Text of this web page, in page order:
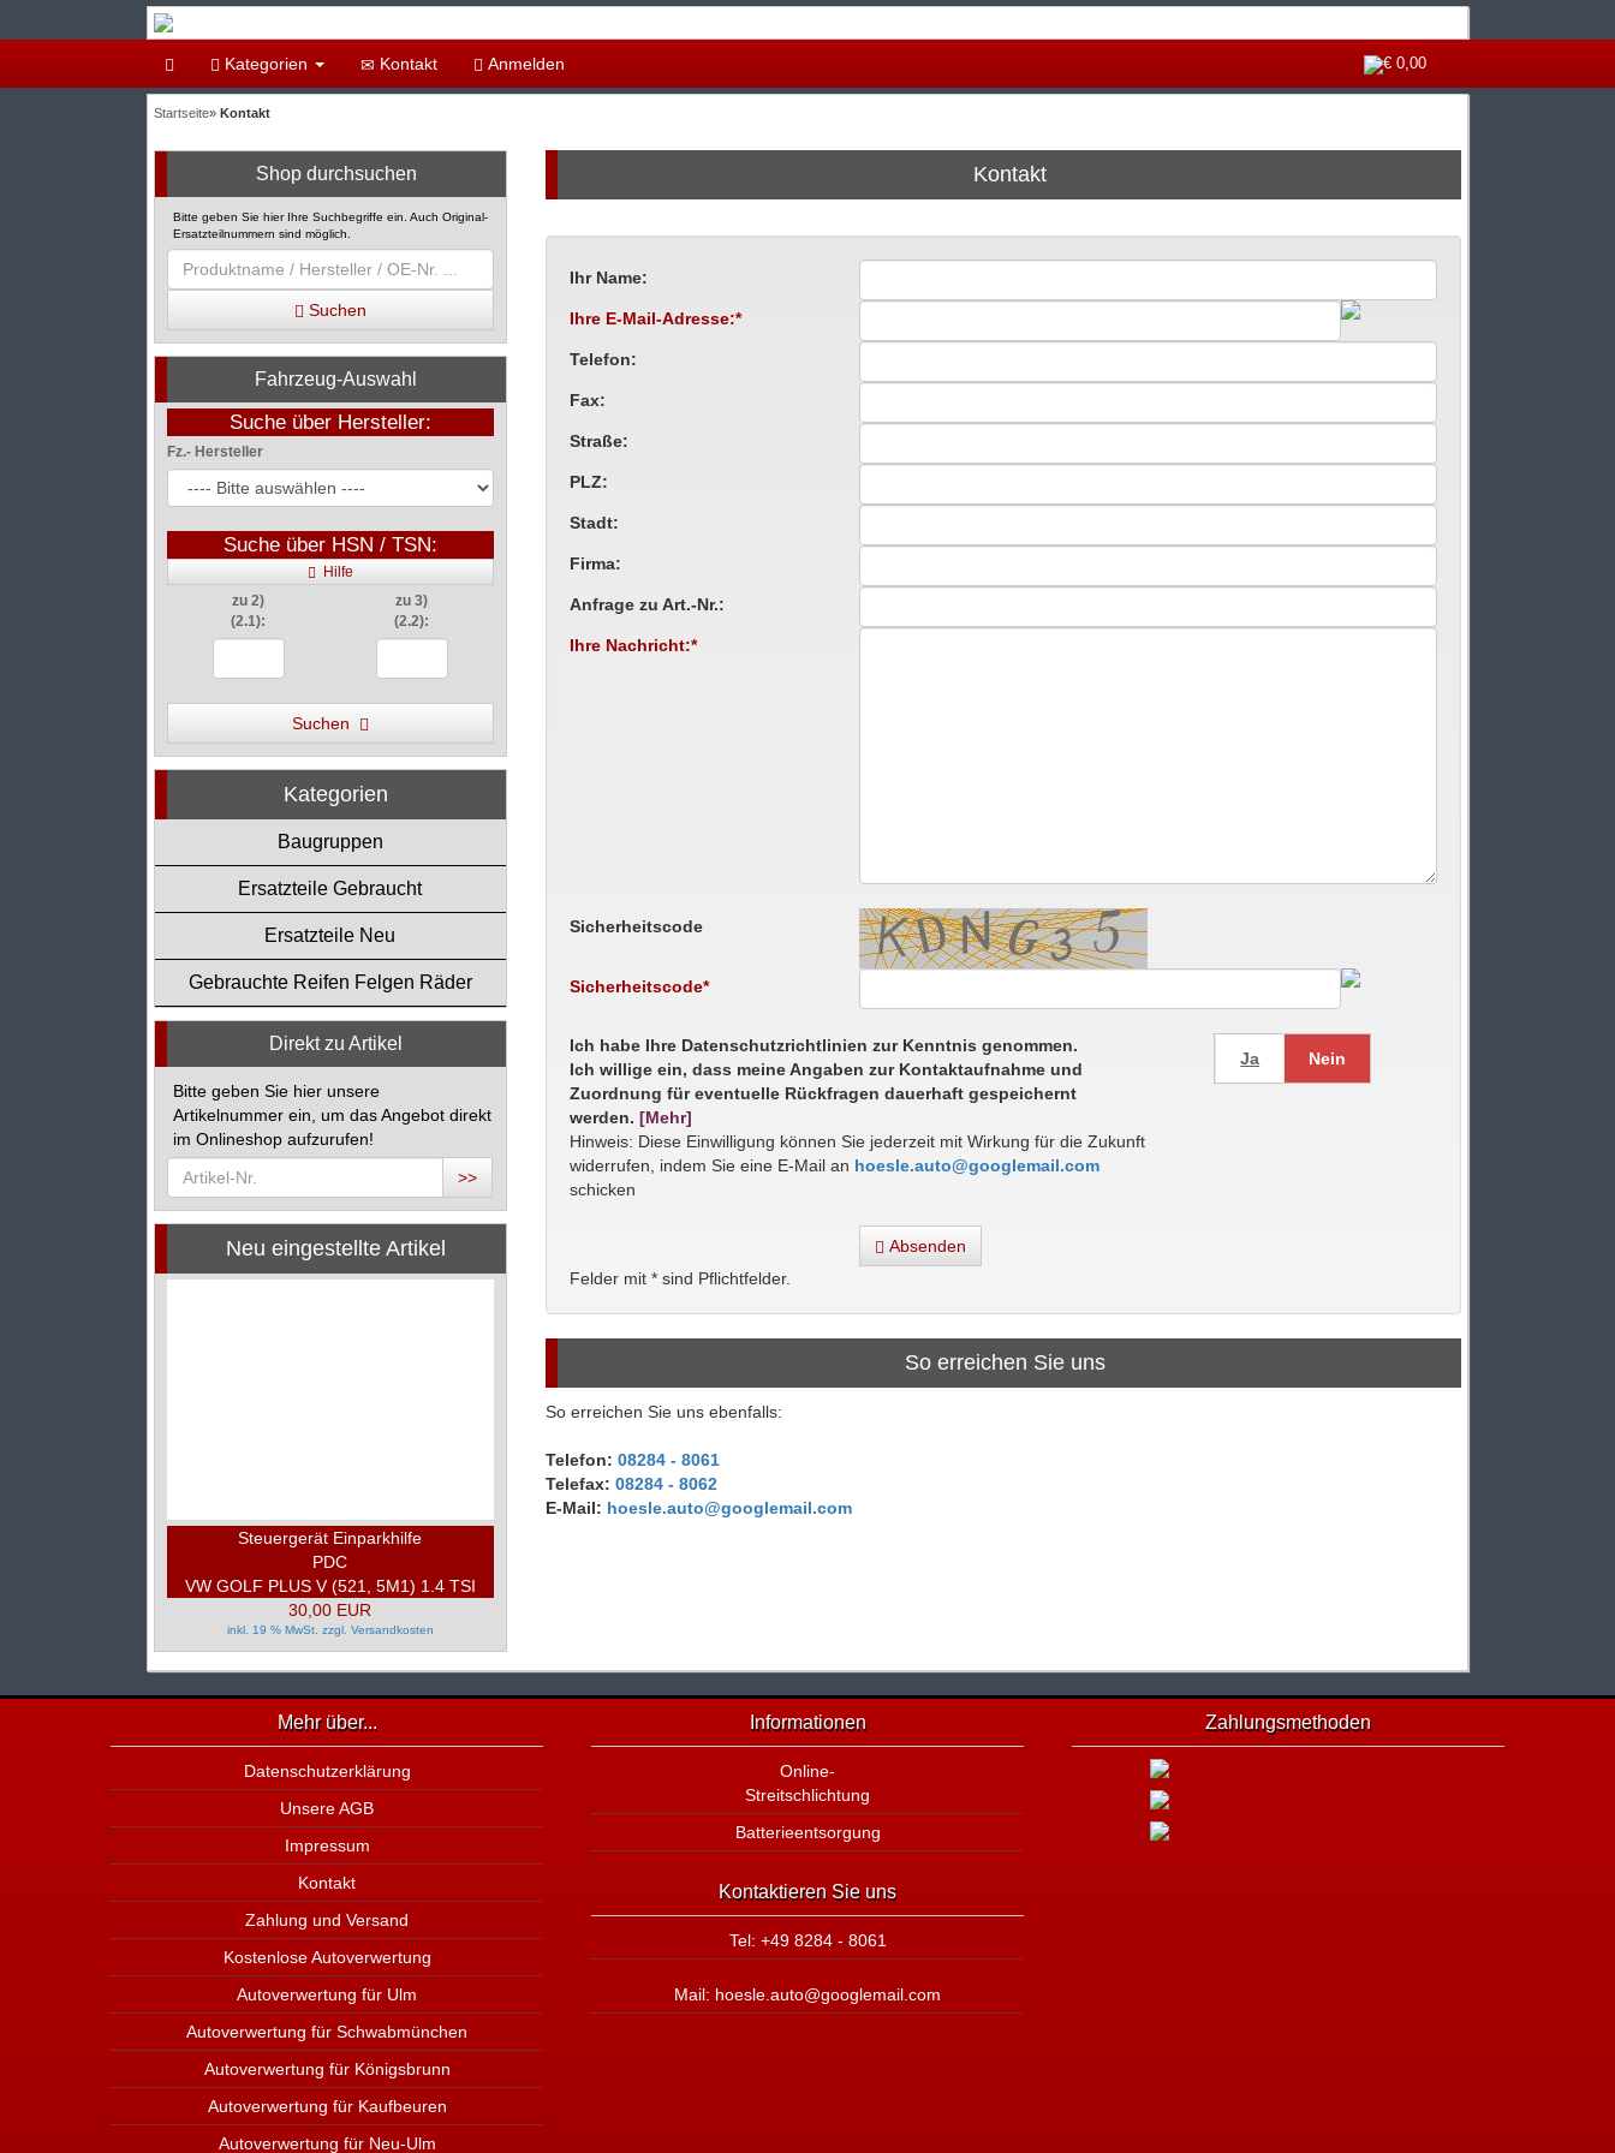
Kategorien Kontakt Anmelden € 0,00
Startseite» Kontakt
Shop durchsuchen
Bitte geben Sie hier Ihre Suchbegriffe ein. Auch Original-
Ersatzteilnummern sind möglich.
Suchen
Fahrzeug-Auswahl
Suche über Hersteller:
Fz.- Hersteller
Suche über HSN / TSN:
Hilfe
zu 2)
(2.1):
zu 3)
(2.2):
Suchen
Kategorien
Baugruppen
Ersatzteile Gebraucht
Ersatzteile Neu
Gebrauchte Reifen Felgen Räder
Direkt zu Artikel
Bitte geben Sie hier unsere
Artikelnummer ein, um das Angebot direkt
im Onlineshop aufzurufen!
>>
Neu eingestellte Artikel
Steuergerät Einparkhilfe
PDC
VW GOLF PLUS V (521, 5M1) 1.4 TSI
30,00 EUR
inkl. 19 % MwSt. zzgl. Versandkosten
Kontakt
Ihr Name:
Ihre E-Mail-Adresse:*
Telefon:
Fax:
Straße:
PLZ:
Stadt:
Firma:
Anfrage zu Art.-Nr.:
Ihre Nachricht:*
Sicherheitscode
Sicherheitscode*
Ich habe Ihre Datenschutzrichtlinien zur Kenntnis genommen.
Ich willige ein, dass meine Angaben zur Kontaktaufnahme und
Zuordnung für eventuelle Rückfragen dauerhaft gespeichernt
werden. [Mehr]
Hinweis: Diese Einwilligung können Sie jederzeit mit Wirkung für die Zukunft
widerrufen, indem Sie eine E-Mail an hoesle.auto@googlemail.com
schicken
Ja Nein
Absenden
Felder mit * sind Pflichtfelder.
So erreichen Sie uns
So erreichen Sie uns ebenfalls:
Telefon:08284 - 8061
Telefax:08284 - 8062
E-Mail: hoesle.auto@googlemail.com
Mehr über...
Datenschutzerklärung
Unsere AGB
Impressum
Kontakt
Zahlung und Versand
Kostenlose Autoverwertung
Autoverwertung für Ulm
Autoverwertung für Schwabmünchen
Autoverwertung für Königsbrunn
Autoverwertung für Kaufbeuren
Autoverwertung für Neu-Ulm
Informationen
Online-
Streitschlichtung
Batterieentsorgung
Kontaktieren Sie uns
Tel: +49 8284 - 8061
Mail: hoesle.auto@googlemail.com
Zahlungsmethoden